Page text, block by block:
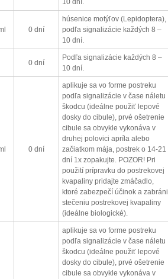
10 dní.
0 dní
húsenice motýľov (Lepidoptera),
podľa signalizácie každých 8 –
10 dní.
0 dní
Podľa signalizácie každých 8 –
10 dní.
0 dní
aplikuje sa vo forme postreku
podľa signalizácie v čase náletu
škodcu (ideálne použiť lepové
dosky do cibule), prvé ošetrenie
cibule sa obvykle vykonáva v
druhej polovici apríla alebo
začiatkom mája, postrek o 14-21
dní 1x zopakujte. POZOR! Pri
použití prípravku do postrekovej
kvapaliny pridajte zmáčadlo,
ktoré zabezpečí účinok a zabráni
stečeniu postrekovej kvapaliny
(ideálne biologické).
aplikuje sa vo forme postreku
podľa signalizácie v čase náletu
škodcu (ideálne použiť lepové
dosky do cibule), prvé ošetrenie
cibule sa obvykle vykonáva v